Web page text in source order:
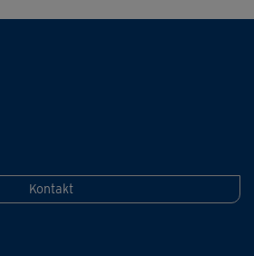
Kontakt